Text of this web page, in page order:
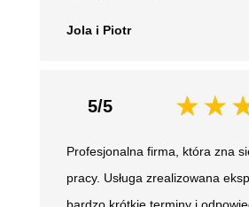
Jola i Piotr
5/5
Profesjonalna firma, która zna
pracy. Usługa zrealizowana